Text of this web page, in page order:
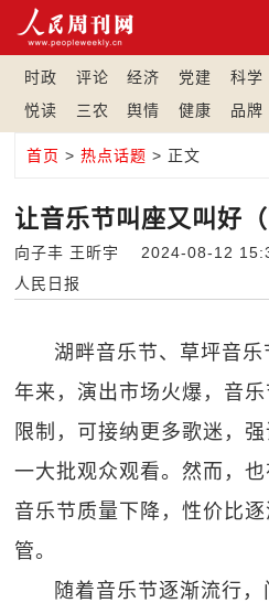
时政 评论 经济 党建 科学
悦读
三农 舆情 健康 品牌
首页 >热点话题 > 正文
让音乐节叫座又叫好（
向子丰 王昕宇 2024-08-12
人民日报
湖畔音乐节、草坪音
年来，演出市场火爆，音
限制，可接纳更多歌迷，
一大批观众观看。然而，
音乐节质量下降，性价比
管。
随着音乐节逐渐流行，